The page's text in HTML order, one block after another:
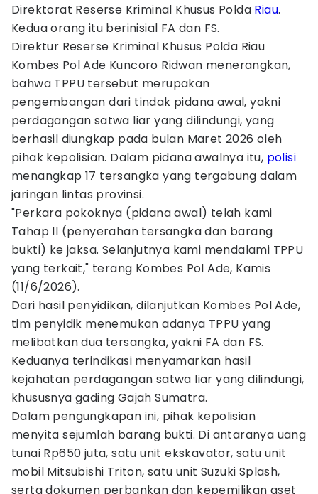
Direktorat Reserse Kriminal Khusus Polda Riau.
Kedua orang itu berinisial FA dan FS.
Direktur Reserse Kriminal Khusus Polda Riau
Kombes Pol Ade Kuncoro Ridwan menerangkan,
bahwa TPPU tersebut merupakan
pengembangan dari tindak pidana awal, yakni
perdagangan satwa liar yang dilindungi, yang
berhasil diungkap pada bulan Maret 2026 oleh
pihak kepolisian. Dalam pidana awalnya itu, polisi
menangkap 17 tersangka yang tergabung dalam
jaringan lintas provinsi.
"Perkara pokoknya (pidana awal) telah kami
Tahap II (penyerahan tersangka dan barang
bukti) ke jaksa. Selanjutnya kami mendalami TPPU
yang terkait," terang Kombes Pol Ade, Kamis
(11/6/2026).
Dari hasil penyidikan, dilanjutkan Kombes Pol Ade,
tim penyidik menemukan adanya TPPU yang
melibatkan dua tersangka, yakni FA dan FS.
Keduanya terindikasi menyamarkan hasil
kejahatan perdagangan satwa liar yang dilindungi,
khususnya gading Gajah Sumatra.
Dalam pengungkapan ini, pihak kepolisian
menyita sejumlah barang bukti. Di antaranya uang
tunai Rp650 juta, satu unit ekskavator, satu unit
mobil Mitsubishi Triton, satu unit Suzuki Splash,
serta dokumen perbankan dan kepemilikan aset